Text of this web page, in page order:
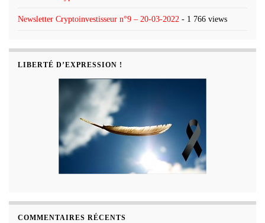
Newsletter Cryptoinvestisseur n°9 – 20-03-2022 - 1 766 views
LIBERTÉ D’EXPRESSION !
COMMENTAIRES RÉCENTS